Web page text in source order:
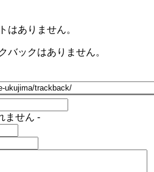
はありません。
バックはありません。
ません -